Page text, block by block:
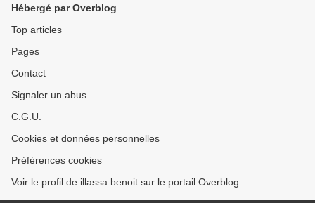
Hébergé par Overblog
Top articles
Pages
Contact
Signaler un abus
C.G.U.
Cookies et données personnelles
Préférences cookies
Voir le profil de illassa.benoit sur le portail Overblog